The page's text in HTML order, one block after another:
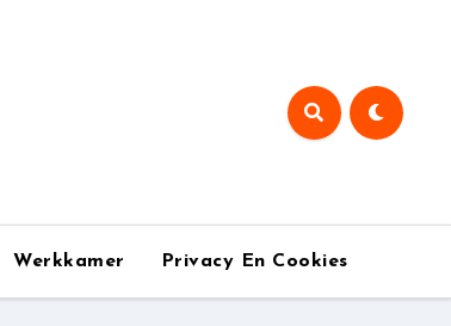
Werkkamer Privacy En Cookies